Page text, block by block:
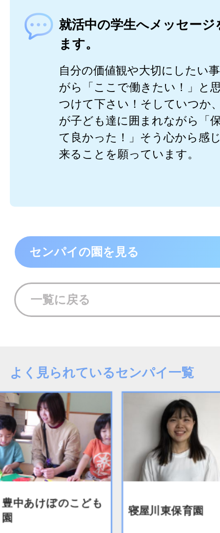
就活中の学生へメッセージ
ます。
自分の価値観や大切にしたい
がら「ここで働きたい！」と
つけて下さい！そしていつか
が子ども達に囲まれながら「
て良かった！」そう心から感
来ることを願っています。
センパイの園を見る
一覧に戻る
よく見られているセンパイ一覧
けぼのこども
寝屋川東保育園